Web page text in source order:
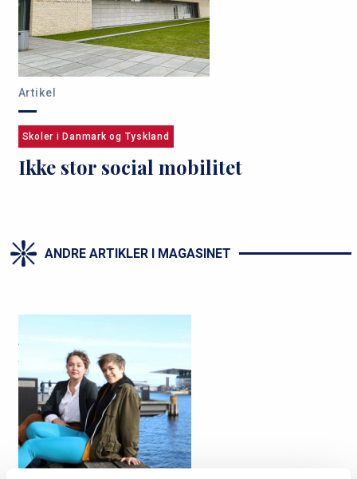
Artikel
Skoler i Danmark og Tyskland
Ikke stor social mobilitet
ANDRE ARTIKLER I MAGASINET